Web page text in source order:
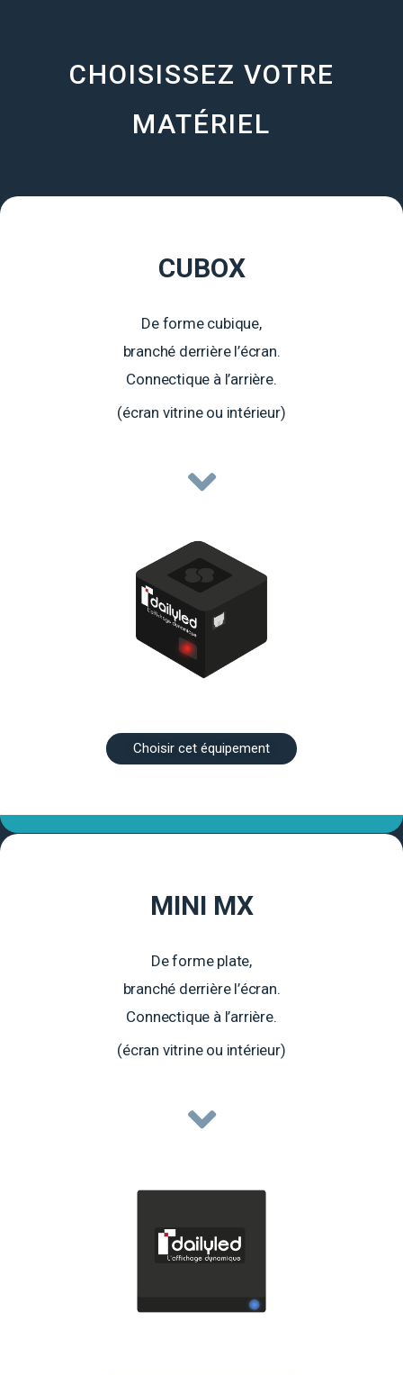
CHOISISSEZ VOTRE
MATÉRIEL
CUBOX
De forme cubique,
branché derrière l’écran.
Connectique à l’arrière.
(écran vitrine ou intérieur)
Choisir cet équipement
MINI MX
De forme plate,
branché derrière l’écran.
Connectique à l’arrière.
(écran vitrine ou intérieur)